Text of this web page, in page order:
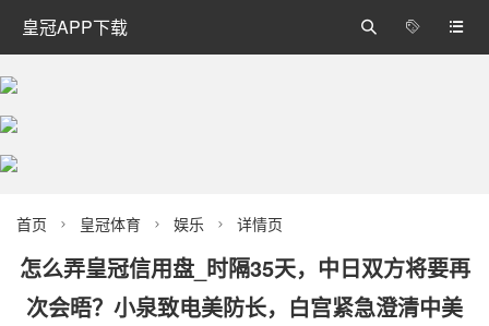
皇冠APP下载 


首页  皇冠体育  娱乐  详情页
怎么弄皇冠信用盘_时隔35天，中日双方将要再
次会晤？小泉致电美防长，白宫紧急澄清中美